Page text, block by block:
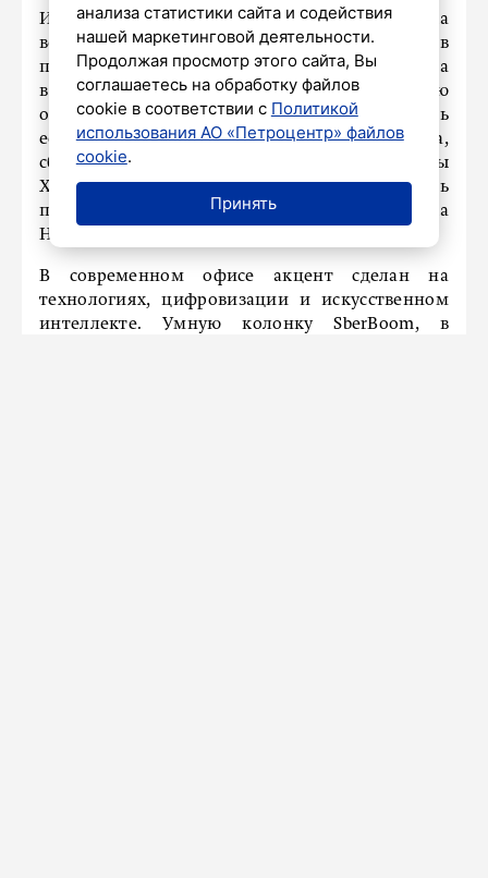
Интерьеры исторического офиса банка
воссозданы по эскизам 1954 года, рассказали в
пресс-службе Сбера. Форма сотрудников офиса
в точности соответствует той, в которую
одевались работники сберкасс в 1954 году. Здесь
есть кассовые аппараты, печатная машинка,
сберегательные книжки тех лет, документы
XIX-ХХ веков. Также посетители смогут увидеть
памятник первому вкладчику Сбербанка
Николаю Кристофари.
В современном офисе акцент сделан на
технологиях, цифровизации и искусственном
интеллекте. Умную колонку SberBoom, в
анализа статистики сайта и содействия
нашей маркетинговой деятельности.
Продолжая просмотр этого сайта, Вы
соглашаетесь на обработку файлов
cookie в соответствии с Политикой
использования АО «Петроцентр» файлов
cookie.
Принять